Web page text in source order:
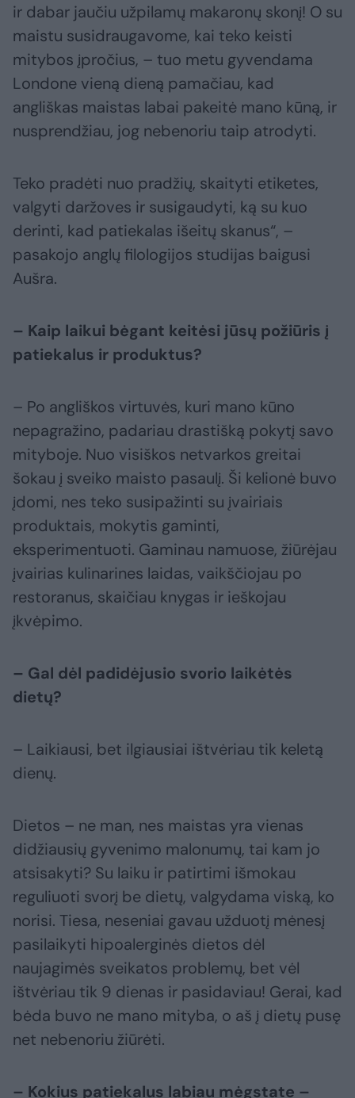
ir dabar jaučiu užpilamų makaronų skonį! O su
maistu susidraugavome, kai teko keisti
mitybos įpročius, – tuo metu gyvendama
Londone vieną dieną pamačiau, kad
angliškas maistas labai pakeitė mano kūną, ir
nusprendžiau, jog nebenoriu taip atrodyti.
Teko pradėti nuo pradžių, skaityti etiketes,
valgyti daržoves ir susigaudyti, ką su kuo
derinti, kad patiekalas išeitų skanus“, –
pasakojo anglų filologijos studijas baigusi
Aušra.
– Kaip laikui bėgant keitėsi jūsų požiūris į
patiekalus ir produktus?
– Po angliškos virtuvės, kuri mano kūno
nepagražino, padariau drastišką pokytį savo
mityboje. Nuo visiškos netvarkos greitai
šokau į sveiko maisto pasaulį. Ši kelionė buvo
įdomi, nes teko susipažinti su įvairiais
produktais, mokytis gaminti,
eksperimentuoti. Gaminau namuose, žiūrėjau
įvairias kulinarines laidas, vaikščiojau po
restoranus, skaičiau knygas ir ieškojau
įkvėpimo.
– Gal dėl padidėjusio svorio laikėtės
dietų?
– Laikiausi, bet ilgiausiai ištvėriau tik keletą
dienų.
Dietos – ne man, nes maistas yra vienas
didžiausių gyvenimo malonumų, tai kam jo
atsisakyti? Su laiku ir patirtimi išmokau
reguliuoti svorį be dietų, valgydama viską, ko
norisi. Tiesa, neseniai gavau užduotį mėnesį
pasilaikyti hipoalerginės dietos dėl
naujagimės sveikatos problemų, bet vėl
ištvėriau tik 9 dienas ir pasidaviau! Gerai, kad
bėda buvo ne mano mityba, o aš į dietų pusę
net nebenoriu žiūrėti.
– Kokius patiekalus labiau mėgstate –